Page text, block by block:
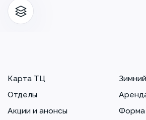
Карта ТЦ
Отделы
Акции и анонсы
Форма